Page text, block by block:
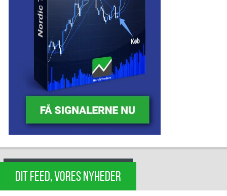
DIT FEED, VORES NYHEDER